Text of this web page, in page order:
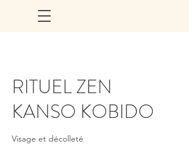
RITUEL ZEN
KANSO KOBIDO
Visage et décolleté